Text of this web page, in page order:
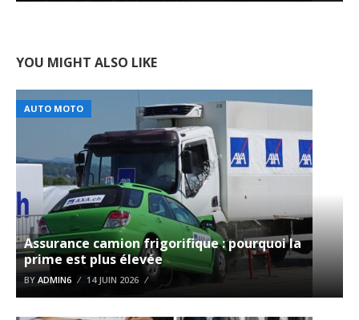
YOU MIGHT ALSO LIKE
AUTO MOTO
Assurance camion frigorifique : pourquoi la
prime est plus élevée
BY ADMIN6 14 JUIN 2026